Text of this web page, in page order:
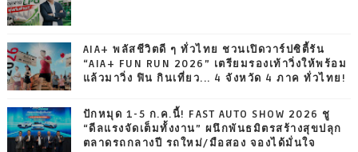
AIA+ พลัสชีวิตดี ๆ ทั่วไทย ชวนเปิดวาร์ปซิตี้รัน
“AIA+ FUN RUN 2026” เตรียมรองเท้าวิ่งให้พร้อม
แล้วมาวิ่ง ฟิน กินเที่ยว... 4 จังหวัด 4 ภาค ทั่วไทย!
ปักหมุด 1-5 ก.ค.นี้! FAST AUTO SHOW 2026 ชู
“ดีลแรงจัดเต็มทั้งงาน” ผนึกพันธมิตรสร้างสุขปลุก
ตลาดรถกลางปี รถใหม่/มือสอง จองได้มั่นใจ